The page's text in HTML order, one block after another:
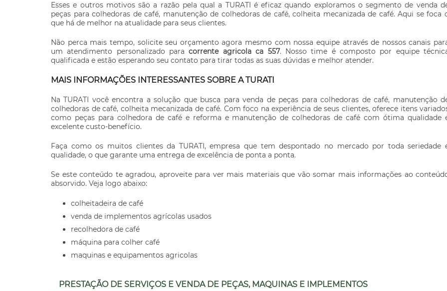
Esses e outros motivos são a razão pela qual a TURATI é eficaz quando exploramos o segmento de venda
peças para colhedoras de café, manutenção de colhedoras de café, colheita mecanizada de café. Aqui se foca
que há de melhor na atualidade para seus clientes.
Não perca mais tempo, solicite seu orçamento agora mesmo com nossa equipe através de nossos canais
um atendimento personalizado paracorrente agricola ca 557. Nosso time é composto por equipe
qualificada e estão esperando seu contato para tirar todas as suas dúvidas e melhor atender.
MAIS INFORMAÇÕES INTERESSANTES SOBRE A TURATI
Na TURATI você encontra a solução que busca para venda de peças para colhedoras de café, manutenção
colhedoras de café, colheita mecanizada de café. Com foco na experiência de seus clientes, oferece itens
como peças para colhedora de café e reforma e manutenção de colhedoras de café com ótima qualidade
excelente custo-benefício.
Faça como os muitos clientes da TURATI, empresa que tem despontado no mercado por toda seriedade
qualidade, o que garante uma entrega de excelência de ponta a ponta.
Se este conteúdo te agradou, aproveite para ver mais materiais que vão somar mais informações ao
absorvido. Veja logo abaixo:
colheitadeira de café
venda de implementos agrícolas usados
recolhedora de café
máquina para colher café
maquinas e equipamentos agricolas
PRESTAÇÃO DE SERVIÇOS E VENDA DE PEÇAS, MAQUINAS E IMPLEMENTOS